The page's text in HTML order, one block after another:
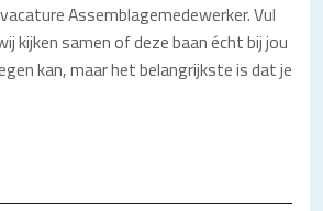
Assemblagemedewerker. Vul
kijken samen of deze baan écht bij jou
kan, maar het belangrijkste is dat je